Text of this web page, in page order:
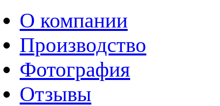
О компании
Производство
Фотография
Отзывы